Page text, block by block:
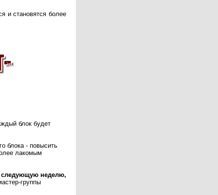
и становятся более
блок будет
блока - повысить
лакомым
следующую неделю,
группы